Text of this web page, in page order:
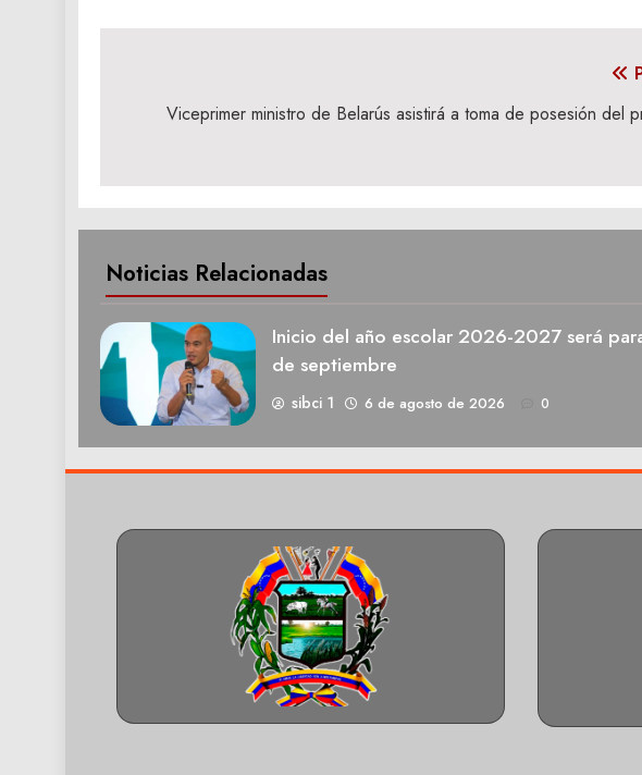
Viceprimer ministro de Belarús asistirá a toma de posesión del
Noticias Relacionadas
Inicio del año escolar 2026-2027 será
de septiembre
sibci 1 6 de agosto de 2026 0